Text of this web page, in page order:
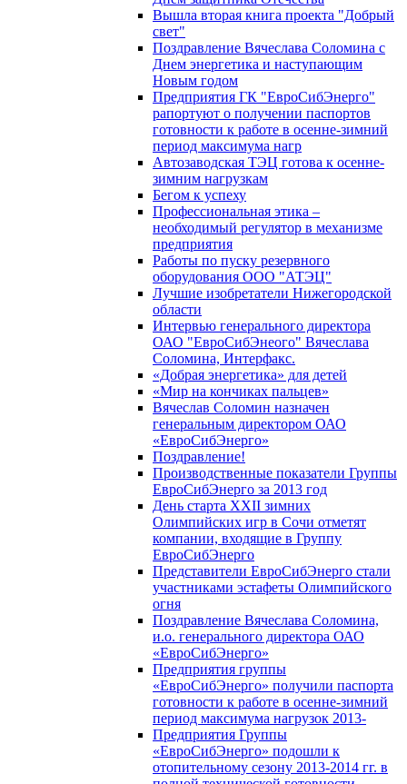
Вышла вторая книга проекта "Добрый
свет"
Поздравление Вячеслава Соломина с
Днем энергетика и наступающим
Новым годом
Предприятия ГК "ЕвроСибЭнерго"
рапортуют о получении паспортов
готовности к работе в осенне-зимний
период максимума нагр
Автозаводская ТЭЦ готова к осенне-
зимним нагрузкам
Бегом к успеху
Профессиональная этика –
необходимый регулятор в механизме
предприятия
Работы по пуску резервного
оборудования ООО "АТЭЦ"
Лучшие изобретатели Нижегородской
области
Интервью генерального директора
ОАО "ЕвроСибЭнеого" Вячеслава
Соломина, Интерфакс.
«Добрая энергетика» для детей
«Мир на кончиках пальцев»
Вячеслав Соломин назначен
генеральным директором ОАО
«ЕвроСибЭнерго»
Поздравление!
Производственные показатели Группы
ЕвроСибЭнерго за 2013 год
День старта XXII зимних
Олимпийских игр в Сочи отметят
компании, входящие в Группу
ЕвроСибЭнерго
Представители ЕвроСибЭнерго стали
участниками эстафеты Олимпийского
огня
Поздравление Вячеслава Соломина,
и.о. генерального директора ОАО
«ЕвроСибЭнерго»
Предприятия группы
«ЕвроСибЭнерго» получили паспорта
готовности к работе в осенне-зимний
период максимума нагрузок 2013-
Предприятия Группы
«ЕвроСибЭнерго» подошли к
отопительному сезону 2013-2014 гг. в